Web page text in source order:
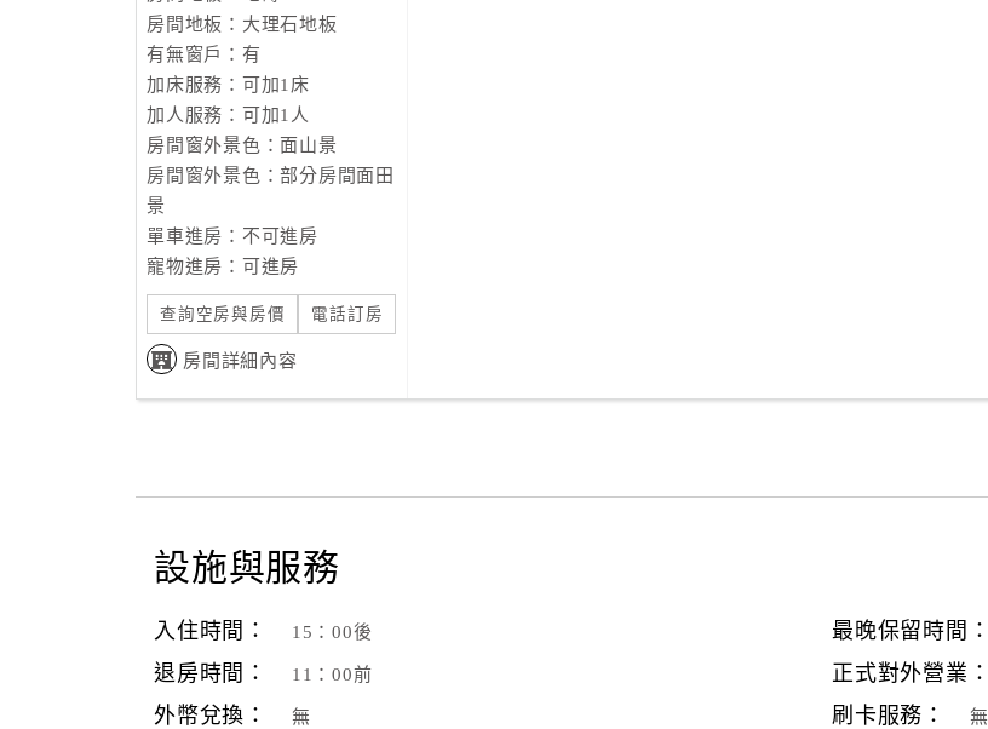
房間地板：大理石地板
有無窗戶：有
加床服務：可加1床
加人服務：可加1人
房間窗外景色：面山景
房間窗外景色：部分房間面田
景
單車進房：不可進房
寵物進房：可進房
查詢空房與房價 電話訂房
房間詳細內容
設施與服務
入住時間： 15：00後 最晚保留時間：
退房時間： 11：00前 正式對外營業：
外幣兌換： 無 刷卡服務： 無